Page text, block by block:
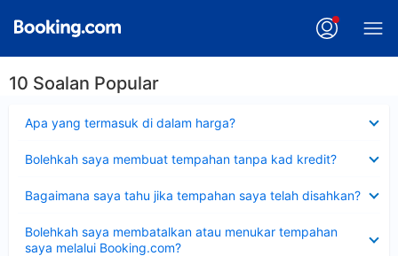
10 Soalan Popular
Apa yang termasuk di dalam harga?
Bolehkah saya membuat tempahan tanpa kad kredit?
Bagaimana saya tahu jika tempahan saya telah disahkan?
Bolehkah saya membatalkan atau menukar tempahan
saya melalui Booking.com?